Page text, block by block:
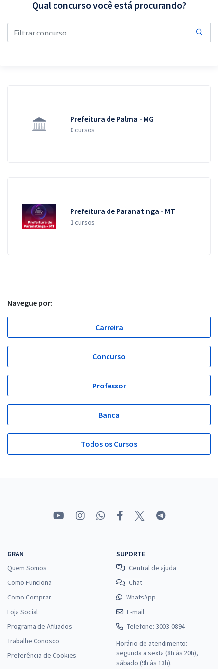
Conteúdo gratuito
Qual concurso você está procurando?
Prefeitura de Palma - MG
0cursos
Prefeitura de Paranatinga - MT
1 cursos
Navegue por:
Carreira
Concurso
Professor
Banca
Todos os Cursos
GRAN
Quem Somos
Como Funciona
Como Comprar
Loja Social
Programa de Afiliados
Trabalhe Conosco
Preferência de Cookies
SUPORTE
Central de ajuda
Chat
WhatsApp
E-mail
Telefone: 3003-0894
Horário de atendimento:
segunda a sexta (8h às 20h),
sábado (9h às 13h).